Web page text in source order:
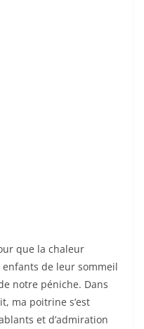
que la chaleur
de leur sommeil
notre péniche. Dans
ma poitrine s’est
et d’admiration